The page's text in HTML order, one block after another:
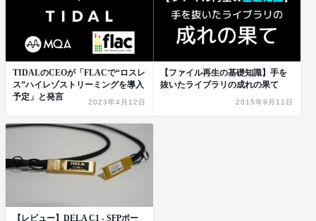
TIDALのCEOが「FLACで“ロスレ
ス”ハイレゾストリーミングを導入
予定」と発言
2023年4月12日
【ファイル再生の基礎知識】手を
抜いたライブラリの成れの果て
2015年9月11日
【レビュー】DELA C1 - SFPポー